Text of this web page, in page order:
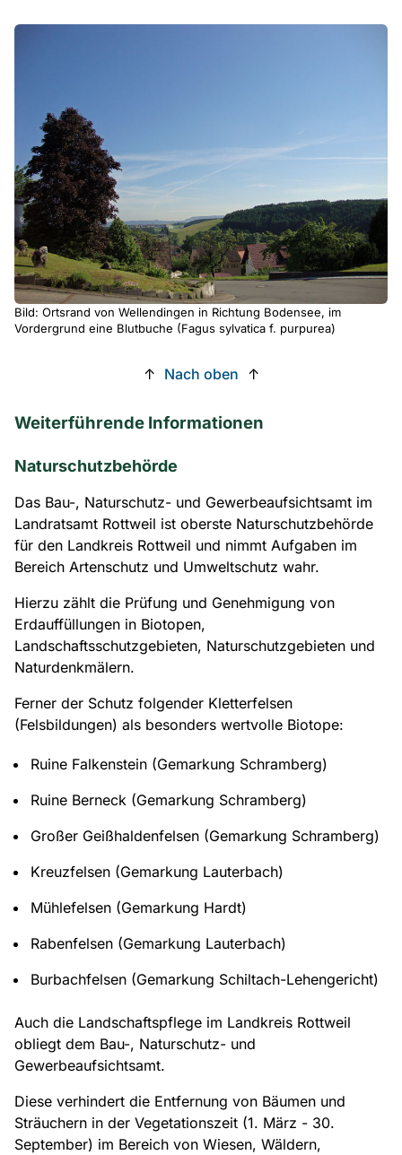
Bild: Ortsrand von Wellendingen in Richtung Bodensee, im
Vordergrund eine Blutbuche (Fagus sylvatica f. purpurea)
↑ Nach oben ↑
Weiterführende Informationen
Naturschutzbehörde
Das Bau-, Naturschutz- und Gewerbeaufsichtsamt im
Landratsamt Rottweil ist oberste Naturschutzbehörde
für den Landkreis Rottweil und nimmt Aufgaben im
Bereich Artenschutz und Umweltschutz wahr.
Hierzu zählt die Prüfung und Genehmigung von
Erdauffüllungen in Biotopen,
Landschaftsschutzgebieten, Naturschutzgebieten und
Naturdenkmälern.
Ferner der Schutz folgender Kletterfelsen
(Felsbildungen) als besonders wertvolle Biotope:
Ruine Falkenstein (Gemarkung Schramberg)
Ruine Berneck (Gemarkung Schramberg)
Großer Geißhaldenfelsen (Gemarkung Schramberg)
Kreuzfelsen (Gemarkung Lauterbach)
Mühlefelsen (Gemarkung Hardt)
Rabenfelsen (Gemarkung Lauterbach)
Burbachfelsen (Gemarkung Schiltach-Lehengericht)
Auch die Landschaftspflege im Landkreis Rottweil
obliegt dem Bau-, Naturschutz- und
Gewerbeaufsichtsamt.
Diese verhindert die Entfernung von Bäumen und
Sträuchern in der Vegetationszeit (1. März - 30.
September) im Bereich von Wiesen, Wäldern,